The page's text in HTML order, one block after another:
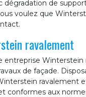
de
voulez que
ravalement
entreprise
de façade.
ravalement
conformes aux